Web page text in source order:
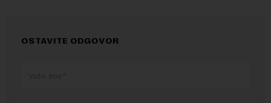
OSTAVITE ODGOVOR